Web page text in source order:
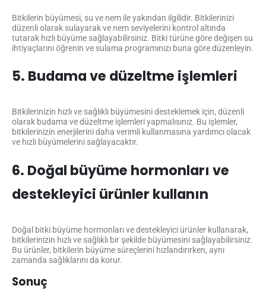
Bitkilerin büyümesi, su ve nem ile yakından ilgilidir. Bitkilerinizi
düzenli olarak sulayarak ve nem seviyelerini kontrol altında
tutarak hızlı büyüme sağlayabilirsiniz. Bitki türüne göre değişen su
ihtiyaçlarını öğrenin ve sulama programınızı buna göre düzenleyin.
5. Budama ve düzeltme işlemleri
Bitkilerinizin hızlı ve sağlıklı büyümesini desteklemek için, düzenli
olarak budama ve düzeltme işlemleri yapmalısınız. Bu işlemler,
bitkilerinizin enerjilerini daha verimli kullanmasına yardımcı olacak
ve hızlı büyümelerini sağlayacaktır.
6. Doğal büyüme hormonları ve
destekleyici ürünler kullanın
Doğal bitki büyüme hormonları ve destekleyici ürünler kullanarak,
bitkilerinizin hızlı ve sağlıklı bir şekilde büyümesini sağlayabilirsiniz.
Bu ürünler, bitkilerin büyüme süreçlerini hızlandırırken, aynı
zamanda sağlıklarını da korur.
Sonuç